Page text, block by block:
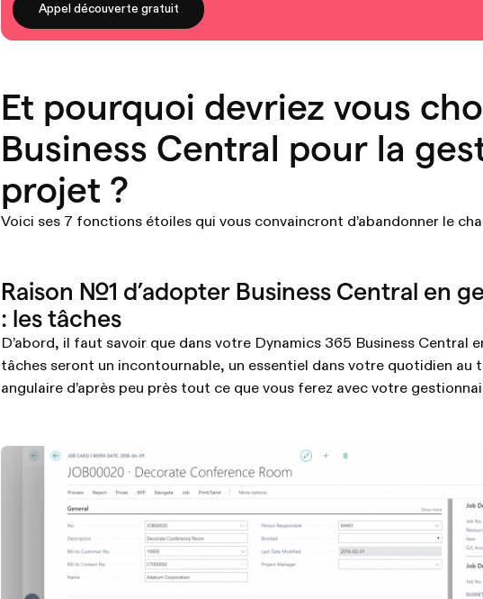
Appel découverte gratuit
Et pourquoi devriez vous
Business Central pour la
projet ?
Voici ses 7 fonctions étoiles qui vous convaincront d’abandonner le
Raison №1 d’adopter Business Central en
: les tâches
D’abord, il faut savoir que dans votre Dynamics 365 Business Central
tâches seront un incontournable, un essentiel dans votre quotidien au
angulaire d’après peu près tout ce que vous ferez avec votre